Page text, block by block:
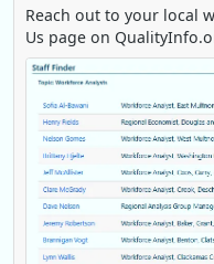
Reach out to your local
Us page on